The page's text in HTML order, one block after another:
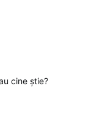
cine știe?